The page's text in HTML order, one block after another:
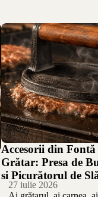
Accesorii din Fontă
de Burger, Presa și
Accesorii din
Grătar: Presa de
și Picurătorul de
27 iulie 2026